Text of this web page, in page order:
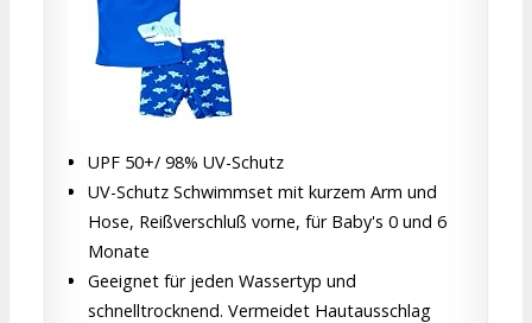
UPF 50+/ 98% UV-Schutz
UV-Schutz Schwimmset mit kurzem Arm und
Hose, Reißverschluß vorne, für Baby's 0 und 6
Monate
Geeignet für jeden Wassertyp und
schnelltrocknend. Vermeidet Hautausschlag